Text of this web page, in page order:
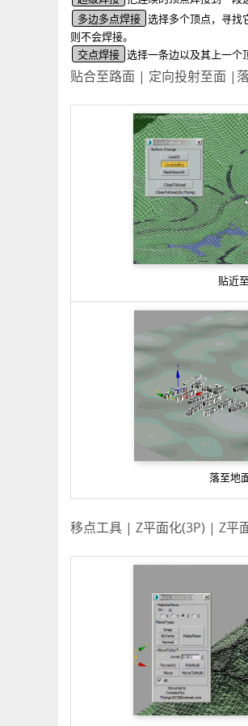
多边多点焊接 选择多个顶点，寻找
则不会焊接。
交点焊接 选择一条边以及其上一个
贴合至路面 | 定向投射至面 |
贴近
落至地
移点工具 | Z平面化(3P) | Z平